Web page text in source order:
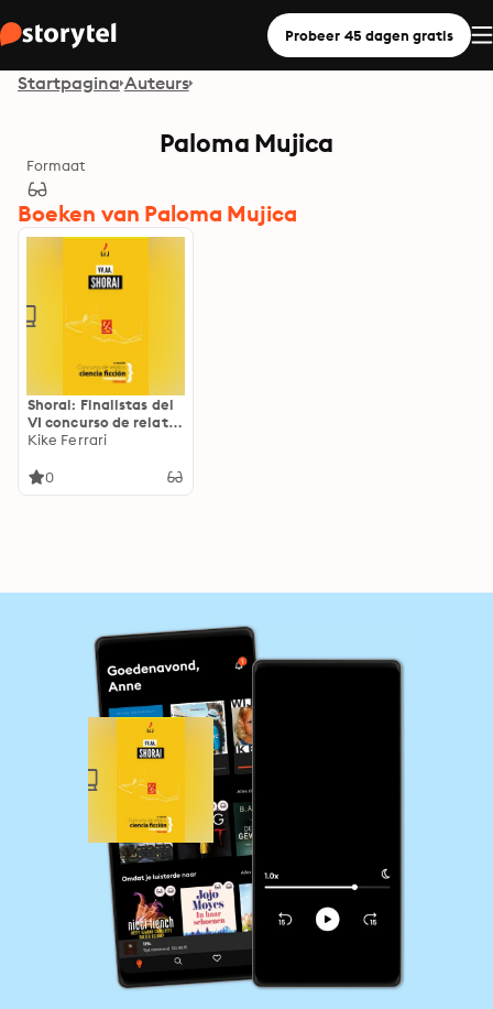
Probeer 45 dagen gratis
Startpagina Auteurs
Paloma Mujica
Formaat
Boeken van Paloma Mujica
Shorai: Finalistas del
VI concurso de relatos
Homocrisis 2020
Kike Ferrari
0